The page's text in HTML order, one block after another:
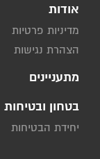
אודות
מדיניות פרטיות
הצהרת נגישות
מתעניינים
בטחון ובטיחות
יחידת הבטיחות